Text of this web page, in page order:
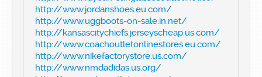
http://www.jordanshoes.eu.com/
http://www.uggboots-on-sale.in.net/
http://kansascitychiefs.jerseyscheap.us.com/
http://www.coachoutletonlinestores.eu.com/
http://www.nikefactorystore.us.com/
http://www.nmdadidas.us.org/